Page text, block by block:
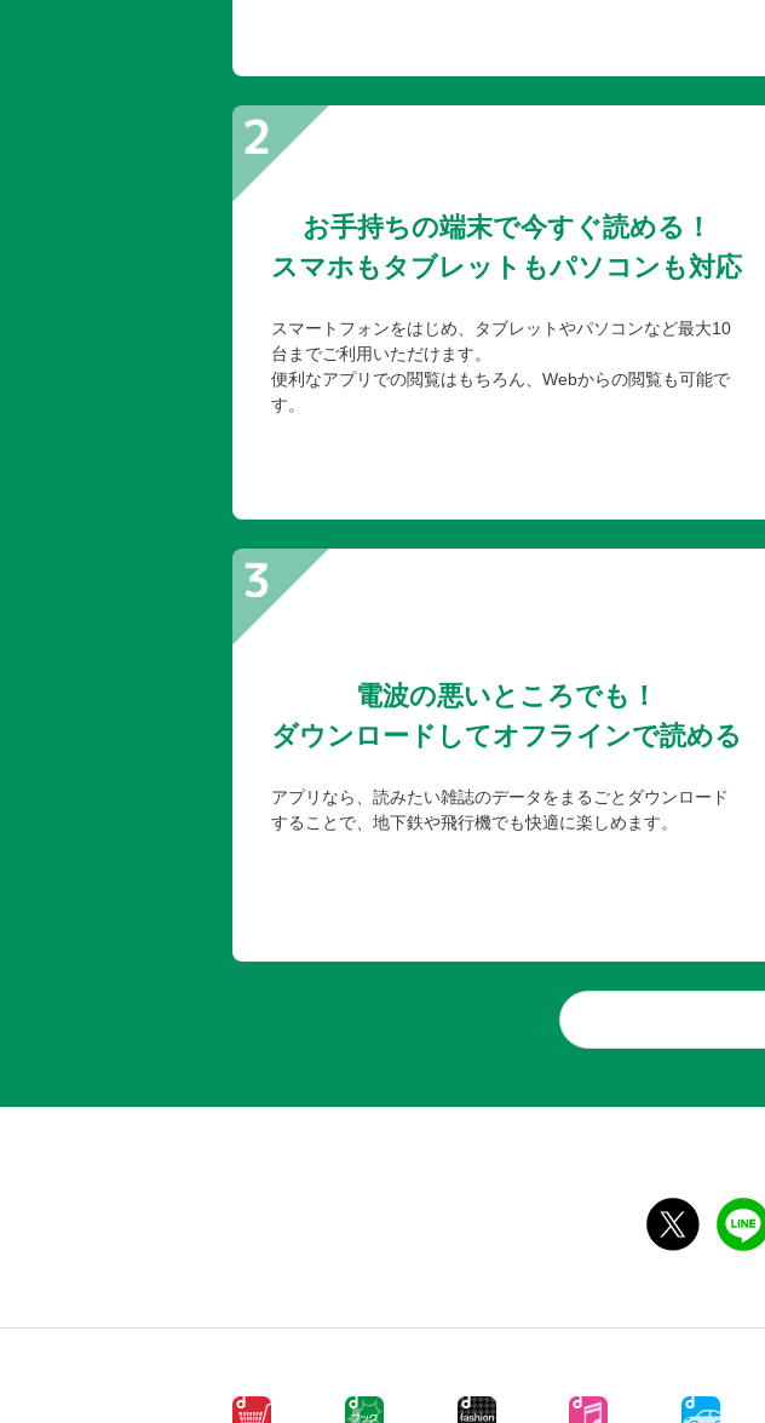
お手持ちの端末で今すぐ読める！
スマホもタブレットもパソコンも対応
スマートフォンをはじめ、タブレットやパソコンなど最大10
台までご利用いただけます。
便利なアプリでの閲覧はもちろん、Webからの閲覧も可能で
す。
電波の悪いところでも！
ダウンロードしてオフラインで読める
アプリなら、読みたい雑誌のデータをまるごとダウンロード
することで、地下鉄や飛行機でも快適に楽しめます。